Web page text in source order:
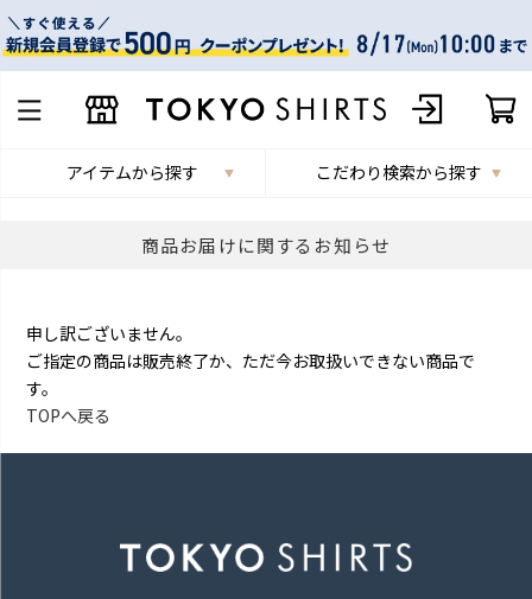
アイテムから探す こだわり検索から探す
商品お届けに関するお知らせ
申し訳ございません。
ご指定の商品は販売終了か、ただ今お取扱いできない商品で
す。
TOPへ戻る